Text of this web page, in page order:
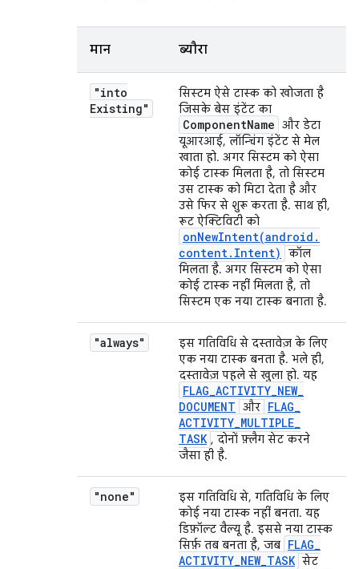
मान ब्यौरा
"into
Existing"
सिस्टम ऐसे टास्क को खोजता है
जिसके बेस इंटेंट का
ComponentName और डेटा
यूआरआई, लॉन्चिंग इंटेंट से मेल
खाता हो. अगर सिस्टम को ऐसा
कोई टास्क मिलता है, तो सिस्टम
उस टास्क को मिटा देता है और
उसे फिर से शुरू करता है. साथ ही,
रूट ऐक्टिविटी को
onNewIntent(android .
content. Intent)
कॉल
मिलता है. अगर सिस्टम को ऐसा
कोई टास्क नहीं मिलता है, तो
सिस्टम एक नया टास्क बनाता है.
"always"
इस गतिविधि से दस्तावेज़ के लिए
एक नया टास्क बनता है. भले ही,
दस्तावेज़ पहले से खुला हो. यह
FLAG_ACTIVITY_NEW_
DOCUMENT और FLAG_
ACTIVITY_MULTIPLE_
TASK , दोनों फ़्लैग सेट करने
जैसा ही है.
"none"
इस गतिविधि से, गतिविधि के लिए
कोई नया टास्क नहीं बनता. यह
डिफ़ॉल्ट वैल्यू है. इससे नया टास्क
सिर्फ़ तब बनता है, जब FLAG_
ACTIVITY_NEW_TASK सेट